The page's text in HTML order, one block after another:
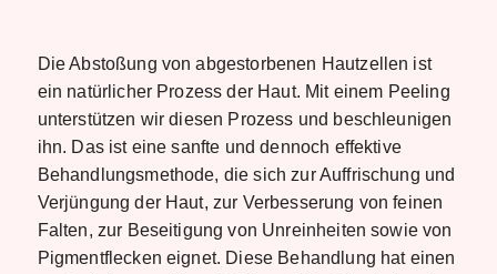
Die Abstoßung von abgestorbenen Hautzellen ist
ein natürlicher Prozess der Haut. Mit einem Peeling
unterstützen wir diesen Prozess und beschleunigen
ihn. Das ist eine sanfte und dennoch effektive
Behandlungsmethode, die sich zur Auffrischung und
Verjüngung der Haut, zur Verbesserung von feinen
Falten, zur Beseitigung von Unreinheiten sowie von
Pigmentflecken eignet. Diese Behandlung hat einen